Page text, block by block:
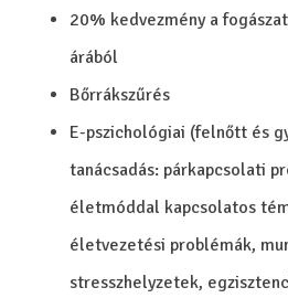
20% kedvezmény a
árából
Bőrrákszűrés
E-pszichológiai (felnőtt és
tanácsadás: párkapcsolati
életmóddal kapcsolatos
életvezetési problémák,
stresszhelyzetek,